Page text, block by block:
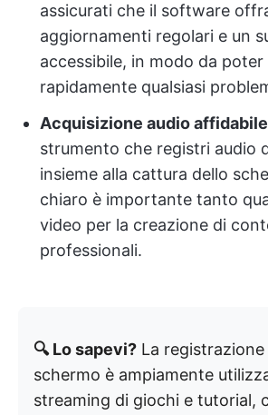
assicurati che il software
aggiornamenti regolari e un
accessibile, in modo da
rapidamente qualsiasi
Acquisizione audio
strumento che registri audio
insieme alla cattura dello
chiaro è importante tanto
video per la creazione di
professionali.
🔍 Lo sapevi? La registrazione
schermo è ampiamente
streaming di giochi e tutorial,